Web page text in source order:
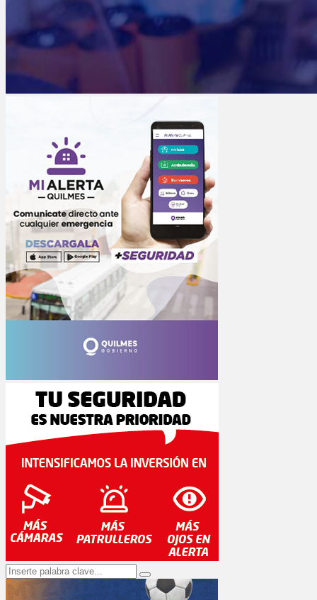
Search
for:
Search